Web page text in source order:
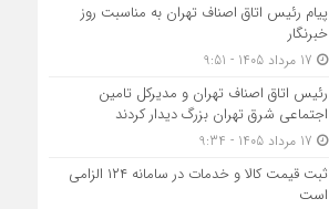
پیام رئیس اتاق اصناف تهران به مناسبت روز
خبرنگار
رئیس اتاق اصناف تهران و مدیرکل تامین
اجتماعی شرق تهران بزرگ دیدار کردند
ثبت قیمت کالا و خدمات در سامانه ۱۲۴ الزامی
است